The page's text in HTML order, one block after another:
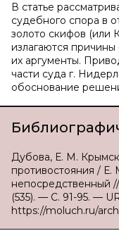
В статье
судебного спора в
золото скифов (или
излагаются
их аргументы.
части суда г.
обоснование
Дубова, Е. М.
противостояния /
(535). — С. 91-95. —
https://moluch.ru/